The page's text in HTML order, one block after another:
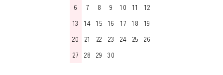
6
7 8 9 10 11
12
13
14 15 16 17 18
19
20
21 22 23 24 25
26
27
28 29 30